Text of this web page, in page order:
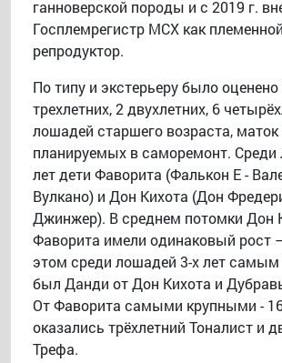
ганноверской породы и с 2019 г.
Госплемрегистр МСХ как племенной
репродуктор.
По типу и экстерьеру было оценено
трехлетних, 2 двухлетних, 6
лошадей старшего возраста,
планируемых в саморемонт. Среди
лет дети Фаворита (Фалькон Е -
Вулкано) и Дон Кихота (Дон
Джинжер). В среднем потомки Дон
Фаворита имели одинаковый рост
этом среди лошадей 3-х лет
был Данди от Дон Кихота и
От Фаворита самыми крупными -
оказались трёхлетний Тоналист и
Трефа.